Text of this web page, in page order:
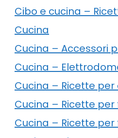
Cibo e cucina –
Cucina
Cucina – Accessori
Cucina –
Cucina – Ricette per
Cucina – Ricette per
Cucina – Ricette